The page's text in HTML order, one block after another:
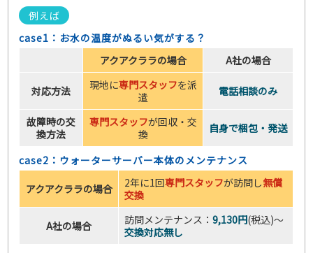
例えば
case1：お水の温度がぬるい気がする？
アクアクララの場合
A社の場合
対応方法 現地に専門スタッフを派
遣
電話相談のみ
故障時の交
換方法
専門スタッフが回収・交
換
自身で梱包・発送
case2：ウォーターサーバー本体のメンテナンス
アクアクララの場合 2年に1回専門スタッフが訪問し無償
交換
A社の場合 訪問メンテナンス：9,130円(税込)～
交換対応無し